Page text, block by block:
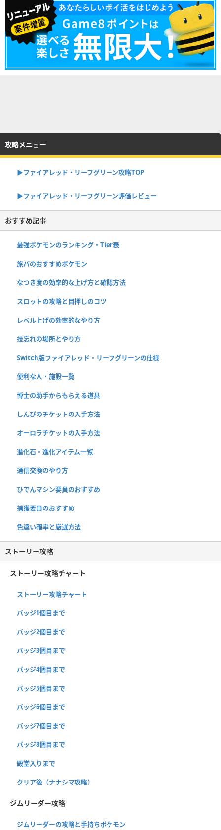
攻略メニュー
▶︎ファイアレッド・リーフグリーン攻略TOP
▶︎ファイアレッド・リーフグリーン評価レビュー
おすすめ記事
最強ポケモンのランキング・Tier表
旅パのおすすめポケモン
なつき度の効率的な上げ方と確認方法
スロットの攻略と目押しのコツ
レベル上げの効率的なやり方
技忘れの場所とやり方
Switch版ファイアレッド・リーフグリーンの仕様
便利な人・施設一覧
博士の助手からもらえる道具
しんぴのチケットの入手方法
オーロラチケットの入手方法
進化石・進化アイテム一覧
通信交換のやり方
ひでんマシン要員のおすすめ
捕獲要員のおすすめ
色違い確率と厳選方法
ストーリー攻略
ストーリー攻略チャート
ストーリー攻略チャート
バッジ1個目まで
バッジ2個目まで
バッジ3個目まで
バッジ4個目まで
バッジ5個目まで
バッジ6個目まで
バッジ7個目まで
バッジ8個目まで
殿堂入りまで
クリア後（ナナシマ攻略）
ジムリーダー攻略
ジムリーダーの攻略と手持ちポケモン